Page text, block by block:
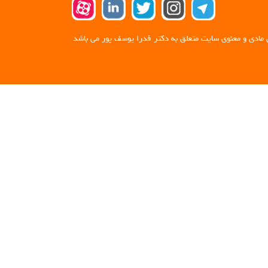
مادی و معنوی سایت متعلق به دکتر فدرا یوسف پور می باشد